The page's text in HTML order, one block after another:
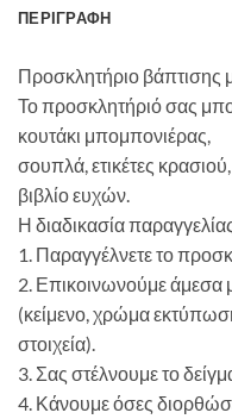
ΠΕΡΙΓΡΑΦΉ
Προσκλητήριο βάπτισης
Το προσκλητήριό σας
κουτάκι μπομπονιέρας,
σουπλά, ετικέτες
βιβλίο ευχών.
Η διαδικασία
1. Παραγγέλνετε το
2. Επικοινωνούμε άμεσα
(κείμενο, χρώμα
στοιχεία).
3. Σας στέλνουμε το
4. Κάνουμε όσες